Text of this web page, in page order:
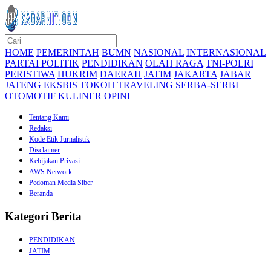
HOME PEMERINTAH BUMN NASIONAL INTERNASIONAL
PARTAI POLITIK PENDIDIKAN OLAH RAGA TNI-POLRI
PERISTIWA HUKRIM DAERAH JATIM JAKARTA JABAR
JATENG EKSBIS TOKOH TRAVELING SERBA-SERBI
OTOMOTIF KULINER OPINI
Tentang Kami
Redaksi
Kode Etik Jurnalistik
Disclaimer
Kebijakan Privasi
AWS Network
Pedoman Media Siber
Beranda
Kategori Berita
PENDIDIKAN
JATIM